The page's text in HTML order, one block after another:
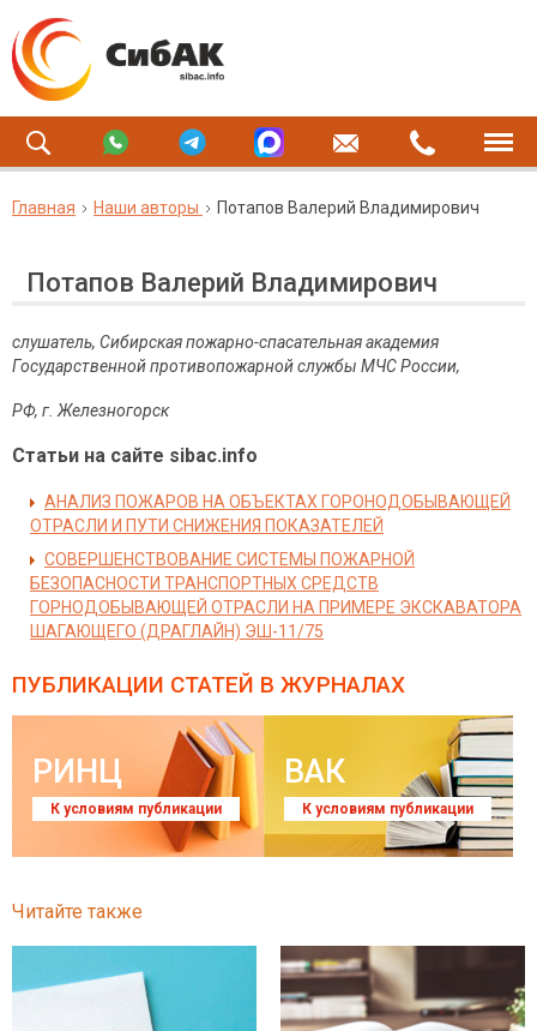
Главная Наши авторы Потапов Валерий Владимирович
Потапов Валерий Владимирович
слушатель, Сибирская пожарно-спасательная академия
Государственной противопожарной службы МЧС России,
РФ, г. Железногорск
Статьи на сайте sibac.info
АНАЛИЗ ПОЖАРОВ НА ОБЪЕКТАХ ГОРОНОДОБЫВАЮЩЕЙ
ОТРАСЛИ И ПУТИ СНИЖЕНИЯ ПОКАЗАТЕЛЕЙ
СОВЕРШЕНСТВОВАНИЕ СИСТЕМЫ ПОЖАРНОЙ
БЕЗОПАСНОСТИ ТРАНСПОРТНЫХ СРЕДСТВ
ГОРНОДОБЫВАЮЩЕЙ ОТРАСЛИ НА ПРИМЕРЕ ЭКСКАВАТОРА
ШАГАЮЩЕГО (ДРАГЛАЙН) ЭШ-11/75
ПУБЛИКАЦИИ СТАТЕЙ В ЖУРНАЛАХ
РИНЦ
К условиям публикации
ВАК
К условиям публикации
Читайте также